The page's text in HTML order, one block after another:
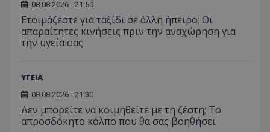
08.08.2026 - 21:50
Ετοιμάζεστε για ταξίδι σε άλλη ήπειρο; Οι
απαραίτητες κινήσεις πριν την αναχώρηση για
την υγεία σας
ΥΓΕΙΑ
08.08.2026 - 21:30
Δεν μπορείτε να κοιμηθείτε με τη ζέστη; Το
απροσδόκητο κόλπο που θα σας βοηθήσει